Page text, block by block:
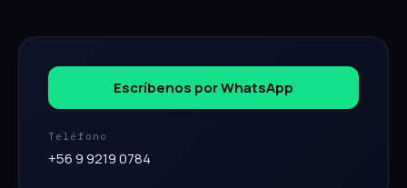
Escríbenos por WhatsApp
Teléfono
+56 9 9219 0784